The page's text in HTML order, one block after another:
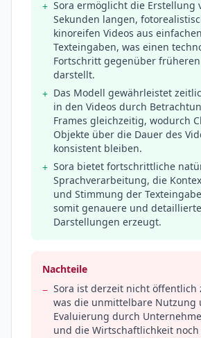
+ Sora ermöglicht die Erstellung
Sekunden langen,
kinoreifen Videos aus einfachen
Texteingaben, was einen
Fortschritt gegenüber früheren
darstellt.
+ Das Modell gewährleistet
in den Videos durch
Frames gleichzeitig, wodurch
Objekte über die Dauer des
konsistent bleiben.
+ Sora bietet fortschrittliche
Sprachverarbeitung, die
und Stimmung der
somit genauere und
Darstellungen erzeugt.
Nachteile
− Sora ist derzeit nicht öffentlich
was die unmittelbare Nutzung
Evaluierung durch
und die Wirtschaftlichkeit